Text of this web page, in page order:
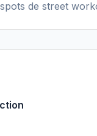
de street